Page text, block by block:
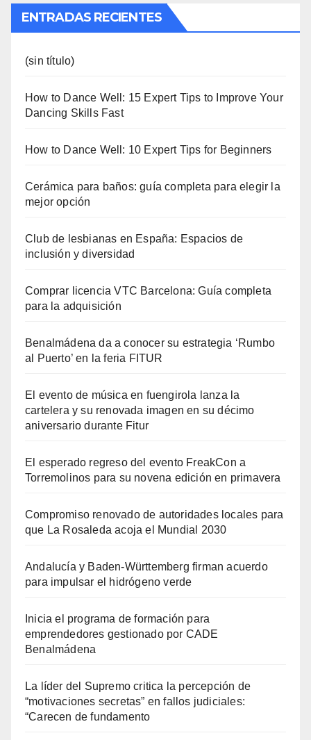
ENTRADAS RECIENTES
(sin título)
How to Dance Well: 15 Expert Tips to Improve Your
Dancing Skills Fast
How to Dance Well: 10 Expert Tips for Beginners
Cerámica para baños: guía completa para elegir la
mejor opción
Club de lesbianas en España: Espacios de
inclusión y diversidad
Comprar licencia VTC Barcelona: Guía completa
para la adquisición
Benalmádena da a conocer su estrategia ‘Rumbo
al Puerto’ en la feria FITUR
El evento de música en fuengirola lanza la
cartelera y su renovada imagen en su décimo
aniversario durante Fitur
El esperado regreso del evento FreakCon a
Torremolinos para su novena edición en primavera
Compromiso renovado de autoridades locales para
que La Rosaleda acoja el Mundial 2030
Andalucía y Baden-Württemberg firman acuerdo
para impulsar el hidrógeno verde
Inicia el programa de formación para
emprendedores gestionado por CADE
Benalmádena
La líder del Supremo critica la percepción de
“motivaciones secretas” en fallos judiciales:
“Carecen de fundamento